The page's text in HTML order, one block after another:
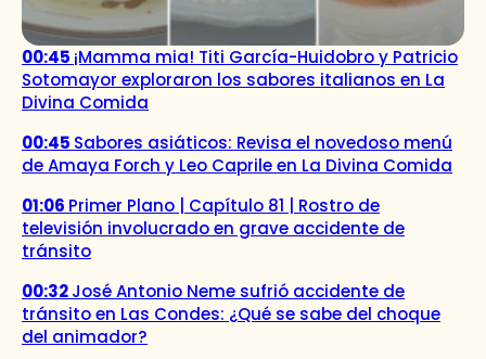
00:45 ¡Mamma mia! Titi García-Huidobro y Patricio
Sotomayor exploraron los sabores italianos en La
Divina Comida
00:45 Sabores asiáticos: Revisa el novedoso menú
de Amaya Forch y Leo Caprile en La Divina Comida
01:06 Primer Plano | Capítulo 81 | Rostro de
televisión involucrado en grave accidente de
tránsito
00:32José Antonio Neme sufrió accidente de
tránsito en Las Condes: ¿Qué se sabe del choque
del animador?